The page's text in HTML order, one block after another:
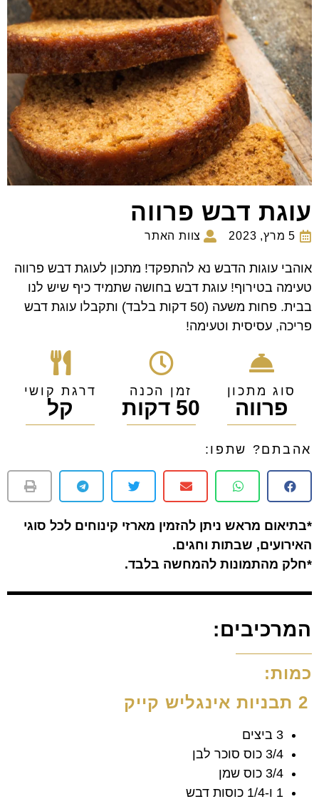
עוגת דבש פרווה
5 מרץ, 2023 צוות האתר
אוהבי עוגות הדבש נא להתפקד! מתכון לעוגת דבש פרווה
טעימה בטירוף! עוגת דבש בחושה שתמיד כיף שיש לנו
בבית. פחות משעה (50 דקות בלבד) ותקבלו עוגת דבש
פריכה, עסיסית וטעימה!
סוג מתכון
פרווה
זמן הכנה
50 דקות
דרגת קושי
קל
אהבתם? שתפו:
*בתיאום מראש ניתן להזמין מארזי קינוחים לכל סוגי
האירועים, שבתות וחגים.
*חלק מהתמונות להמחשה בלבד.
המרכיבים:
כמות:
2 תבניות אינגליש קייק
3 ביצים
3/4 כוס סוכר לבן
3/4 כוס שמן
1 ו-1/4 כוסות דבש